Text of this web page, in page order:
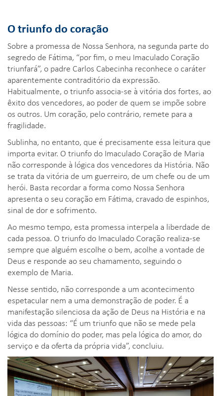
O triunfo do coração
Sobre a promessa de Nossa Senhora, na segunda parte do
segredo de Fátima, “por fim, o meu Imaculado Coração
triunfará”, o padre Carlos Cabecinha reconhece o caráter
aparentemente contraditório da expressão.
Habitualmente, o triunfo associa-se à vitória dos fortes, ao
êxito dos vencedores, ao poder de quem se impõe sobre
os outros. Um coração, pelo contrário, remete para a
fragilidade.
Sublinha, no entanto, que é precisamente essa leitura que
importa evitar. O triunfo do Imaculado Coração de Maria
não corresponde à lógica dos vencedores da História. Não
se trata da vitória de um guerreiro, de um chefe ou de um
herói. Basta recordar a forma como Nossa Senhora
apresenta o seu coração em Fátima, cravado de espinhos,
sinal de dor e sofrimento.
Ao mesmo tempo, esta promessa interpela a liberdade de
cada pessoa. O triunfo do Imaculado Coração realiza-se
sempre que alguém escolhe o bem, acolhe a vontade de
Deus e responde ao seu chamamento, seguindo o
exemplo de Maria.
Nesse sentido, não corresponde a um acontecimento
espetacular nem a uma demonstração de poder. É a
manifestação silenciosa da ação de Deus na História e na
vida das pessoas: “É um triunfo que não se mede pela
lógica do domínio do poder, mas pela lógica do amor, do
serviço e da oferta da própria vida”, concluiu.